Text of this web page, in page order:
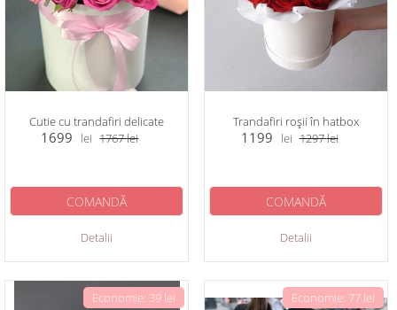
Cutie cu trandafiri delicate
1699 lei 1767lei
Detalii
COMANDĂ
Trandafiri roșii în hatbox
1199 lei 1297lei
Detalii
COMANDĂ
Economie: 39 lei Economie: 77 lei